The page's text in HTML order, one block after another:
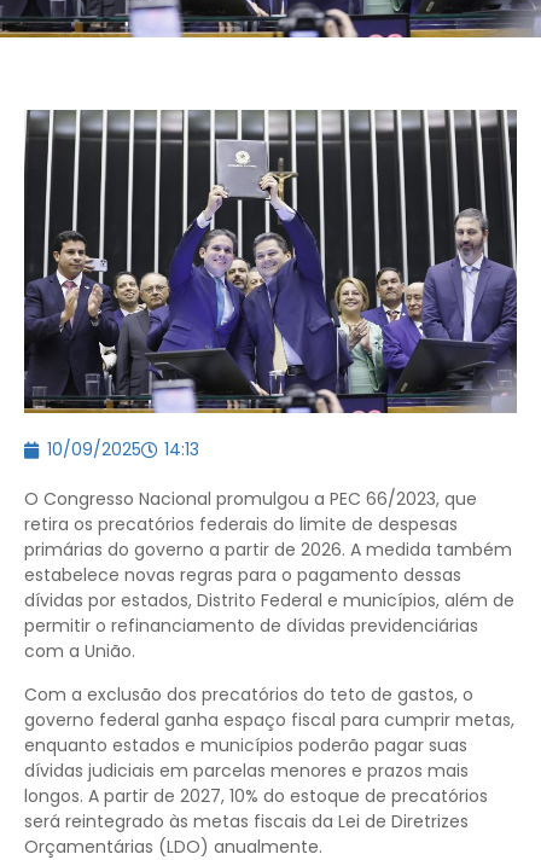
10/09/2025 14:13
O Congresso Nacional promulgou a PEC 66/2023, que
retira os precatórios federais do limite de despesas
primárias do governo a partir de 2026. A medida também
estabelece novas regras para o pagamento dessas
dívidas por estados, Distrito Federal e municípios, além de
permitir o refinanciamento de dívidas previdenciárias
com a União.
Com a exclusão dos precatórios do teto de gastos, o
governo federal ganha espaço fiscal para cumprir metas,
enquanto estados e municípios poderão pagar suas
dívidas judiciais em parcelas menores e prazos mais
longos. A partir de 2027, 10% do estoque de precatórios
será reintegrado às metas fiscais da Lei de Diretrizes
Orçamentárias (LDO) anualmente.